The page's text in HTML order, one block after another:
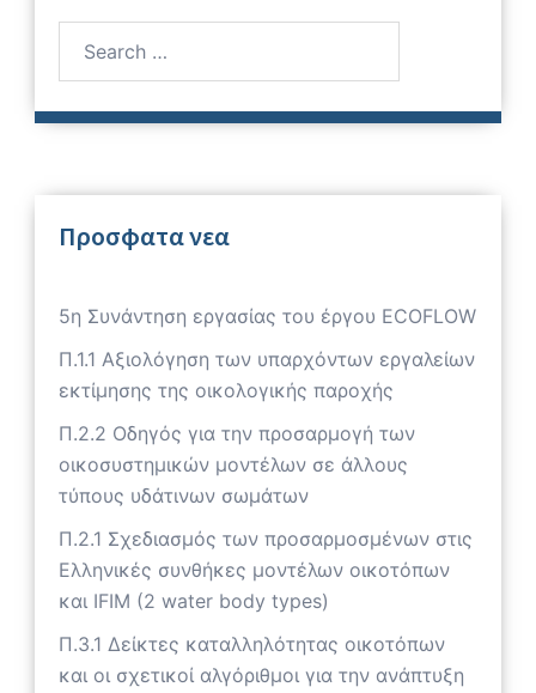
Προσφατα νεα
5η Συνάντηση εργασίας του έργου ECOFLOW
Π.1.1 Αξιολόγηση των υπαρχόντων εργαλείων
εκτίμησης της οικολογικής παροχής
Π.2.2 Οδηγός για την προσαρμογή των
οικοσυστημικών μοντέλων σε άλλους
τύπους υδάτινων σωμάτων
Π.2.1 Σχεδιασμός των προσαρμοσμένων στις
Ελληνικές συνθήκες μοντέλων οικοτόπων
και IFIM (2 water body types)
Π.3.1 Δείκτες καταλληλότητας οικοτόπων
και οι σχετικοί αλγόριθμοι για την ανάπτυξη